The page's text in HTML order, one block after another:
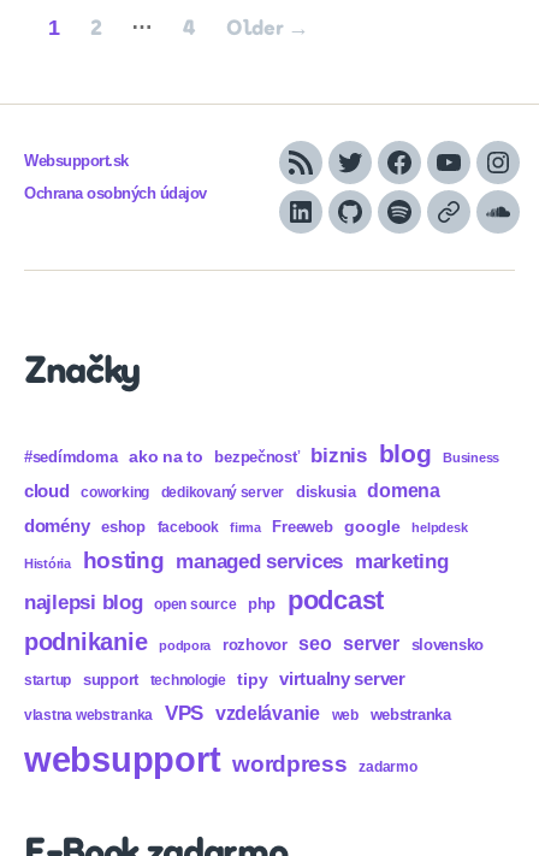
Posts
1 2 … 4 Older →
Websupport.sk
Ochrana osobných údajov
RSS TwitterFacebook
YouTube
LinkedInGitHubSpotifyApple
Značky
#sedímdoma ako na to bezpečnosť biznis blog Business
cloud coworking dedikovaný server diskusia domena
domény eshop facebook firma Freeweb google helpdesk
História hosting managed services marketing
najlepsi blog open source php podcast
podnikanie podpora rozhovor seo server slovensko
startup support technologie tipy virtualny server
vlastna webstranka VPS vzdelávanie web webstranka
websupport wordpress zadarmo